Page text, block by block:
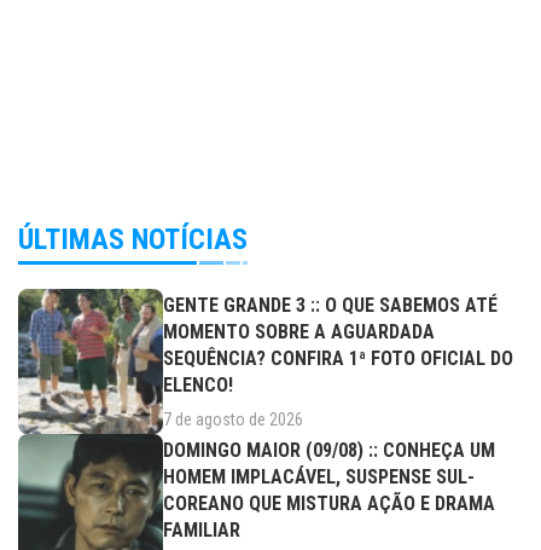
ÚLTIMAS NOTÍCIAS
GENTE GRANDE 3 :: O QUE SABEMOS ATÉ
MOMENTO SOBRE A AGUARDADA
SEQUÊNCIA? CONFIRA 1ª FOTO OFICIAL DO
ELENCO!
7 de agosto de 2026
DOMINGO MAIOR (09/08) :: CONHEÇA UM
HOMEM IMPLACÁVEL, SUSPENSE SUL-
COREANO QUE MISTURA AÇÃO E DRAMA
FAMILIAR